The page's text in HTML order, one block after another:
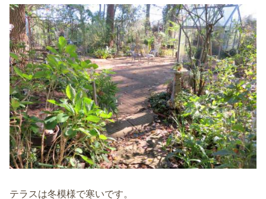
テラスは冬模様で寒いです。